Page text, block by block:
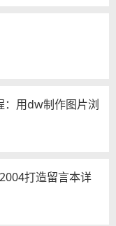
用dw制作图片浏
打造留言本详